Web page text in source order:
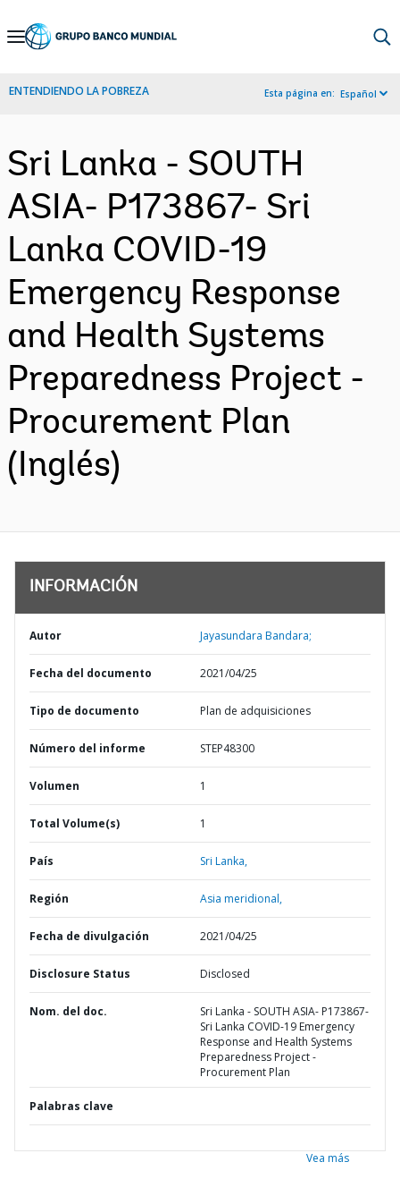
Skip
Navigation
ENTENDIENDO LA POBREZA Esta página en: Español
Sri Lanka - SOUTH
ASIA- P173867- Sri
Lanka COVID-19
Emergency Response
and Health Systems
Preparedness Project -
Procurement Plan
(Inglés)
INFORMACIÓN
Autor Jayasundara Bandara;
Fecha del documento 2021/04/25
Tipo de documento Plan de adquisiciones
Número del informe STEP48300
Volumen 1
Total Volume(s) 1
País Sri Lanka,
Región Asia meridional,
Fecha de divulgación 2021/04/25
Disclosure Status Disclosed
Nom. del doc.
Sri Lanka - SOUTH ASIA- P173867-
Sri Lanka COVID-19 Emergency
Response and Health Systems
Preparedness Project -
Procurement Plan
Palabras clave
Vea más